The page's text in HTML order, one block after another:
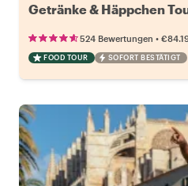
Getränke & Häppchen
524 Bewertungen •
FOOD TOUR SOFORT BESTÄTIGT